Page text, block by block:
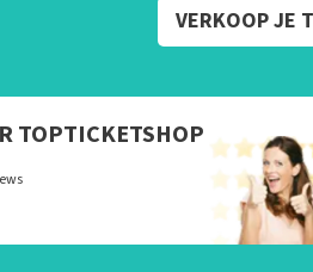
VERKOOP JE
TOPTICKETSHOP